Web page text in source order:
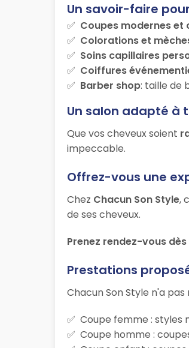
Un savoir-faire
Coupes modernes et
Colorations et
Soins capillaires
Coiffures
Barber shop: taille de
Un salon adapté à
Que vos cheveux soient
impeccable.
Offrez-vous une
Chez Chacun Son Style,
de ses cheveux.
Prenez rendez-vous
Prestations
Chacun Son Style n'a
Coupe femme : styles
Coupe homme :